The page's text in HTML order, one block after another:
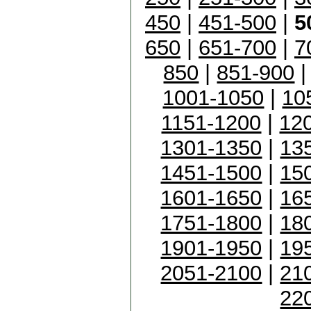
450 | 451-500 |
650 | 651-700 |
850 | 851-900
1001-1050 |
1151-1200 |
1301-1350 |
1451-1500 |
1601-1650 |
1751-1800 |
1901-1950 |
2051-2100 |